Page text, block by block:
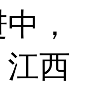
，
西